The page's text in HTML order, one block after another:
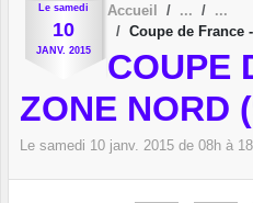
Le samedi
10
JANV. 2015
Accueil
Coupe de France
COUPE
ZONE NORD
Le samedi 10 janv. 2015 de 08h à